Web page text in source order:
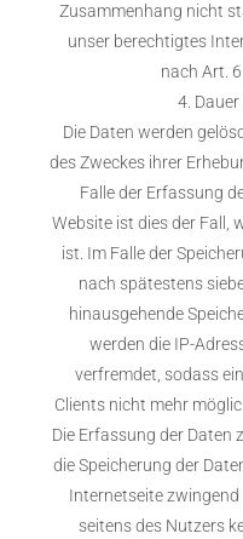
Zusammenhang nicht
unser berechtigtes
nach Art. 6
4.
Die Daten werden
des Zweckes ihrer
Falle der Erfassung
Website ist dies der Fall,
ist. Im Falle der
nach spätestens
hinausgehende
werden die IP-
verfremdet, sodass
Clients nicht mehr
Die Erfassung der Daten
die Speicherung der
Internetseite
seitens des Nutzers